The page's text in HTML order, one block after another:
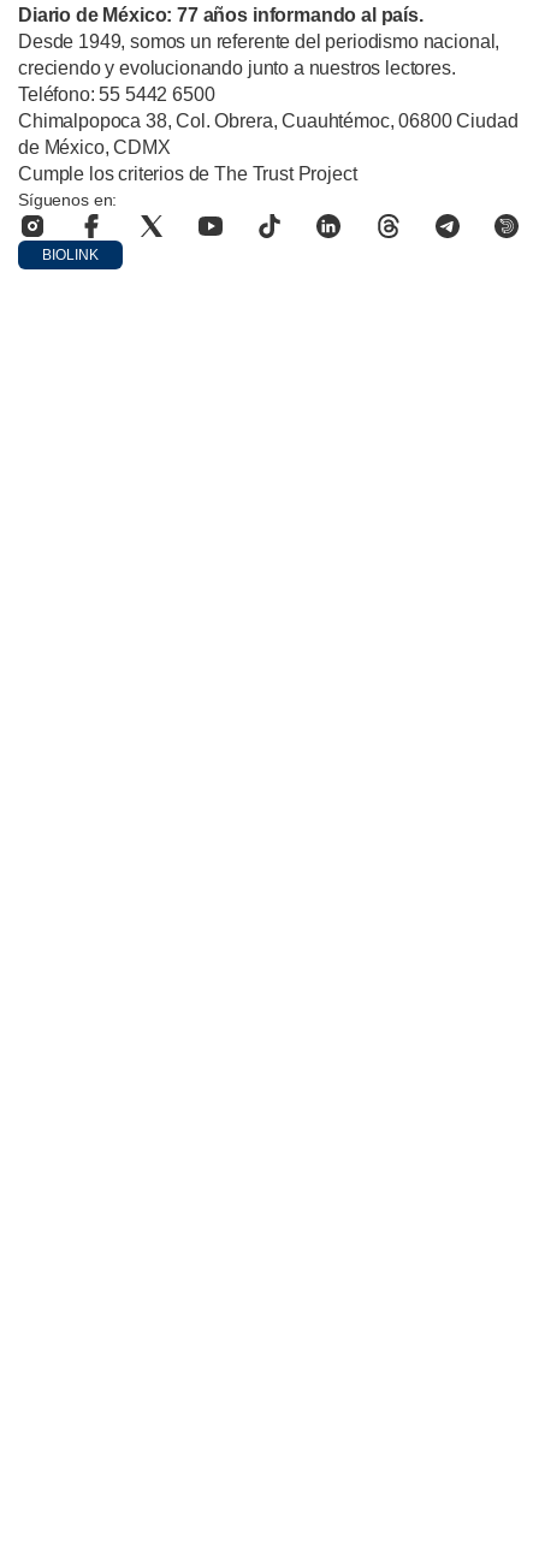
Diario de México: 77 años informando al país.
Desde 1949, somos un referente del periodismo nacional,
creciendo y evolucionando junto a nuestros lectores.
Teléfono: 55 5442 6500
Chimalpopoca 38, Col. Obrera, Cuauhtémoc, 06800 Ciudad
de México, CDMX
Cumple los criterios de The Trust Project
Síguenos en:
BIOLINK